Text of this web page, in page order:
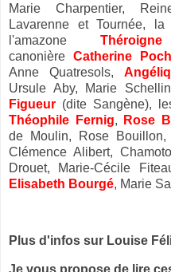
Marie Charpentier,
Lavarenne et Tournée, la
l'amazone
canonière Catherine
Anne Quatresols,
Ursule Aby, Marie
Figueur (dite Sangène),
Théophile Fernig, Rose
de Moulin, Rose
Clémence Alibert,
Drouet, Marie-Cécile
Elisabeth Bourgé, Marie
Plus d'infos sur Louise
Je vous propose de lire